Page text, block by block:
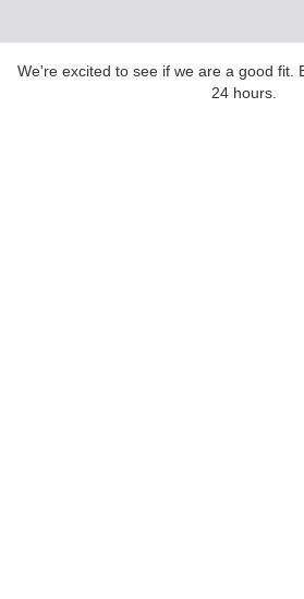
We're excited to see if we are a good fit.
24 hours.